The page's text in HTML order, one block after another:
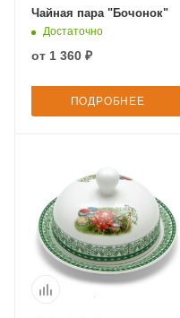
Чайная пара "Бочонок"
Достаточно
от 1 360 ₽
ПОДРОБНЕЕ